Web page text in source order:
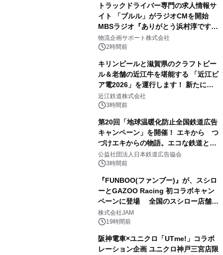
トラックドライバー専門の求人情報サ
イト 「ブルル」がラジオCMを開始
MBSラジオ『ありがとう浜村淳です』
にて8月1日(土)より
物流企画サポート株式会社
2時間前
キリンビールと滋賀県のクラフトビー
ル＆老舗の近江牛を堪能する 「近江ビ
ア電2026」を運行します！ 新たに
「長濱浪漫ビール」が参加！キリン一
番搾り飲み放題が復活！
近江鉄道株式会社
3時間前
第20回「地球温暖化防止全国鉄道広告
キャンペーン」を開催！ エキから つ
づけエキからの物語。エコな鉄道とと
もに。
公益社団法人日本鉄道広告協会
3時間前
『FUNBOO(ファンブー)』が、スシロ
ーとGAZOO Racing 初コラボキャン
ペーンに登場 全国のスシロー店舗で
GR 4車種の FUNBOO(ミニカー)付き
メニューが展開されます
株式会社JAM
19時間前
阪神電車×ユニクロ「UTme!」コラボ
レーション企画 ユニクロ神戸三宮店限